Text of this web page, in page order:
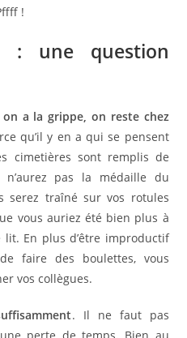
!
: une question
a la grippe, on reste chez
qu’il y en a qui se pensent
cimetières sont remplis de
n’aurez pas la médaille du
serez traîné sur vos rotules
vous auriez été bien plus à
En plus d’être improductif
faire des boulettes, vous
vos collègues.
. Il ne faut pas